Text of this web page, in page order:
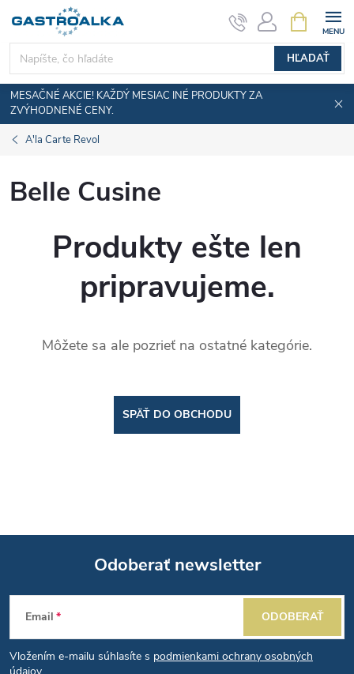
obsah
HĽADAŤ
KOŠÍK
MESAČNÉ AKCIE! KAŽDÝ MESIAC INÉ PRODUKTY ZA
ZVÝHODNENÉ CENY.
A'la Carte Revol
Belle Cusine
Produkty ešte len
pripravujeme.
Môžete sa ale pozrieť na ostatné kategórie.
SPÄŤ DO OBCHODU
Z
á
Odoberať newsletter
Email
Vložením e-mailu súhlasíte s podmienkami ochrany osobných
ODOBERAŤ